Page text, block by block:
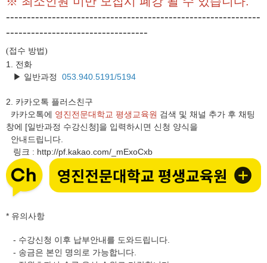
-------------------------------------------------------------
----------------------------------
(접수 방법)
1. 전화
▶ 일반과정
053.940.5191/5194
2. 카카오톡 플러스친구
카카오톡에 영진전문대학교 평생교육원 검색 및 채널 추가 후 채팅
창에 [일반과정 수강신청]을 입력하시면 신청 양식을
안내드립니다.
링크 : http://pf.kakao.com/_mExoCxb
* 유의사항
- 수강신청 이후 납부안내를 도와드립니다.
- 송금은 본인 명의로 가능합니다.